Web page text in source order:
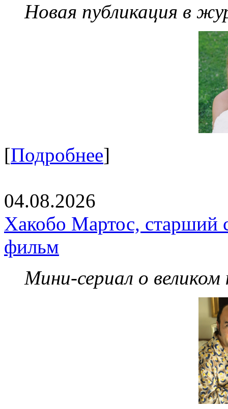
Новая публикация в
[Подробнее]
04.08.2026
Хакобо Мартос, старший
фильм
Мини-сериал о великом